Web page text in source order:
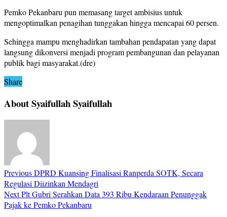
Pemko Pekanbaru pun memasang target ambisius untuk
mengoptimalkan penagihan tunggakan hingga mencapai 60 persen.
Sehingga mampu menghadirkan tambahan pendapatan yang dapat
langsung dikonversi menjadi program pembangunan dan pelayanan
publik bagi masyarakat.(dre)
Share
About Syaifullah Syaifullah
PreviousDPRD Kuansing Finalisasi Ranperda SOTK, Secara
Regulasi Diizinkan Mendagri
NextPlt Gubri Serahkan Data 393 Ribu Kendaraan Penunggak
Pajak ke Pemko Pekanbaru